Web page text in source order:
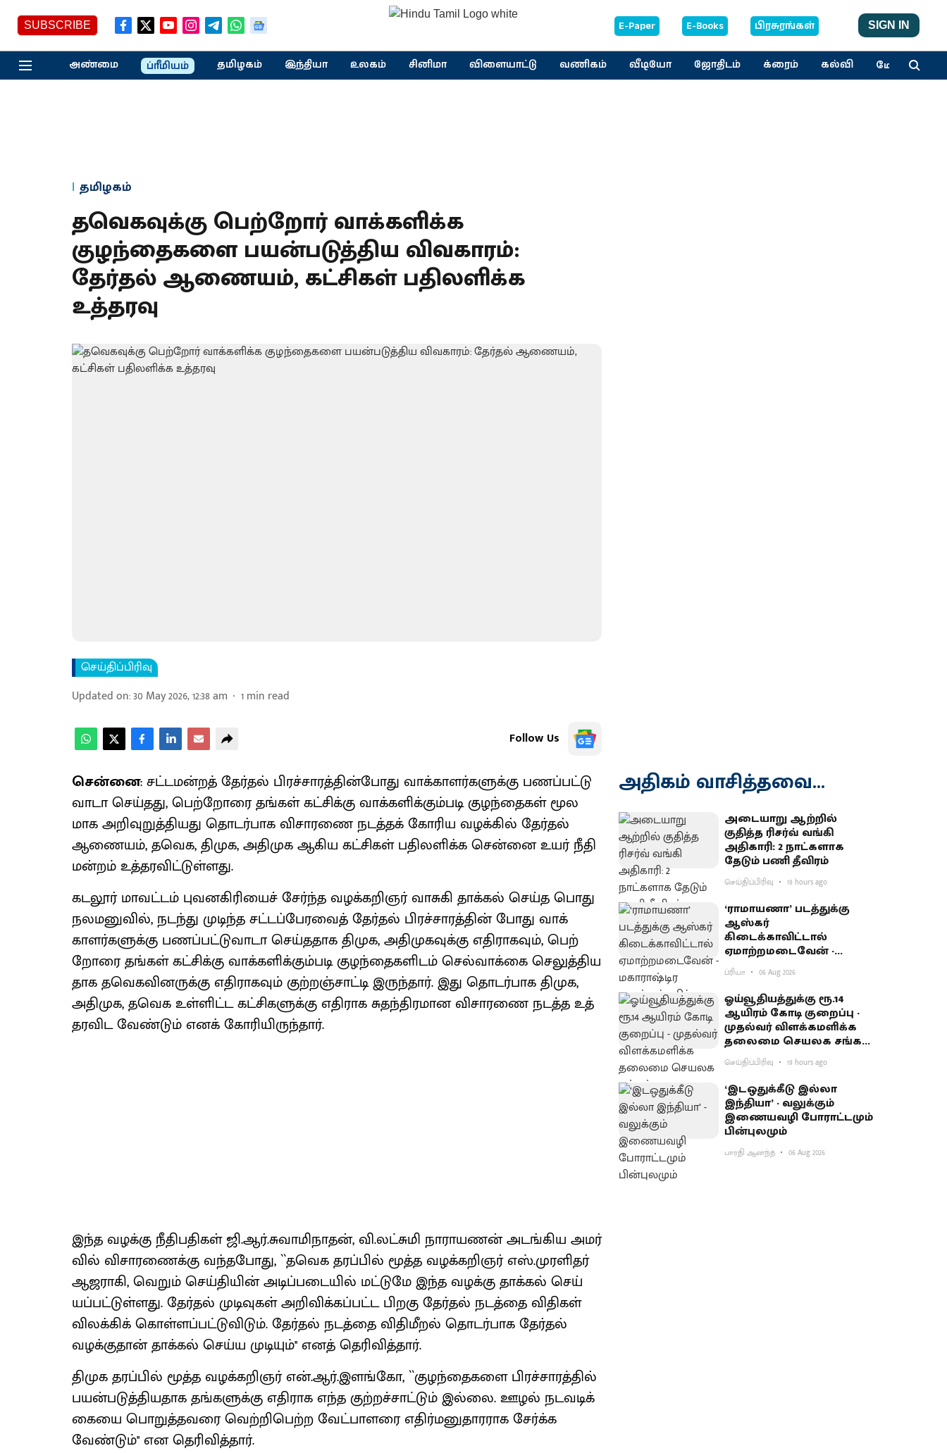
SUBSCRIBE E-Paper E-Books பிரசுரங்கள் SIGN IN
அண்மை ப்ரீமியம் தமிழகம் இந்தியா உலகம் சினிமா விளையாட்டு வணிகம் வீடியோ ஜோதிடம் க்ரைம் கல்வி மேலும்
தமிழகம்
தவெகவுக்கு பெற்றோர் வாக்களிக்க
குழந்தைகளை பயன்படுத்திய விவகாரம்:
தேர்தல் ஆணையம், கட்சிகள் பதிலளிக்க
உத்தரவு
செய்திப்பிரிவு
Updated on:30 May 2026, 12:38 am 1min read
Follow Us
சென்னை: சட்​டமன்​றத் தேர்​தல் பிரச்​சா​ரத்​தின்​போது வாக்​காளர்​களுக்கு பணப்​பட்​டு​
வாடா செய்​தது, பெற்​றோரை தங்​கள் கட்​சிக்கு வாக்​களிக்​கும்​படி குழந்​தைகள் மூல​
மாக அறி​வுறுத்​தி​யது தொடர்​பாக விசா​ரணை நடத்​தக் கோரிய வழக்​கில் தேர்​தல்
ஆணை​யம், தவெக, திமுக, அதி​முக ஆகிய கட்​சிகள் பதிலளிக்க சென்னை உயர் நீதி​
மன்​றம் உத்​தர​விட்​டுள்​ளது.
கடலூர் மாவட்​டம் புவனகிரியைச் சேர்ந்த வழக்​கறிஞர் வாசுகி தாக்​கல் செய்த பொது
நலமனு​வில், நடந்து முடிந்த சட்​டப்​பேர​வைத் தேர்​தல் பிரச்​சா​ரத்​தின் போது வாக்​
காளர்​களுக்கு பணப்​பட்​டு​வாடா செய்​த​தாக திமுக, அதி​முக​வுக்கு எதி​ராக​வும், பெற்​
றோரை தங்​கள் கட்​சிக்கு வாக்​களிக்​கும்​படி குழந்​தைகளிடம் செல்​வாக்கை செலுத்​தி​ய​
தாக தவெக​வினருக்கு எதி​ராக​வும் குற்​றஞ்​சாட்டி இருந்​தார். இது தொடர்​பாக திமுக,
அதி​முக, தவெக உள்​ளிட்ட கட்​சிகளுக்கு எதி​ராக சுதந்​திர​மான விசாரணை நடத்த உத்​
தர​விட வேண்​டும் எனக் கோரி​யிருந்​தார்.
இந்த வழக்கு நீதிப​தி​கள் ஜி.ஆர்​.சு​வாமி​நாதன், வி.லட்​சுமி நாராயணன் அடங்​கிய அமர்​
வில் விசா​ரணைக்கு வந்​த​போது, ``தவெக தரப்​பில் மூத்த வழக்​கறிஞர் எஸ்​.​முரளிதர்
ஆஜராகி, வெறும் செய்​தி​யின் அடிப்​படை​யில் மட்​டுமே இந்த வழக்கு தாக்​கல் செய்​
யப்​பட்​டுள்​ளது. தேர்​தல் முடிவு​கள் அறிவிக்​கப்​பட்ட பிறகு தேர்​தல் நடத்தை விதி​கள்
விலக்​கிக் கொள்​ளப்​பட்​டு​விடும். தேர்​தல் நடத்தை விதி​மீறல் தொடர்​பாக தேர்​தல்
வழக்​கு​தான் தாக்​கல் செய்ய முடி​யும்'' எனத் தெரி​வித்​தார்.
திமுக தரப்​பில் மூத்த வழக்​கறிஞர் என்​.ஆர்​.இளங்​கோ, ``குழந்​தைகளை பிரச்​சா​ரத்​தில்
பயன்​படுத்​தி​ய​தாக தங்​களுக்கு எதி​ராக எந்த குற்​றச்​சாட்​டும் இல்​லை. ஊழல் நடவடிக்​
கையை பொறுத்​தவரை வெற்​றி​பெற்ற வேட்​பாளரை எதிர்​மனு​தா​ர​ராக சேர்க்க
வேண்​டும்'' என தெரி​வித்​தார்.
அதிகம் வாசித்தவை...
அடையாறு ஆற்றில்
குதித்த ரிசர்வ் வங்கி
அதிகாரி: 2 நாட்களாக
தேடும் பணி தீவிரம்
செய்திப்பிரிவு 19 hours ago
‘ராமாயணா’ படத்துக்கு
ஆஸ்கர்
கிடைக்காவிட்டால்
ஏமாற்றமடைவேன் -
மகாராஷ்டிர முதல்வர்
பகிர்வு
ப்ரியா 06 Aug 2026
ஓய்வூதியத்துக்கு ரூ.14
ஆயிரம் கோடி குறைப்பு -
முதல்வர் விளக்கமளிக்க
தலைமை செயலக சங்கம்
வலியுறுத்தல்
செய்திப்பிரிவு 19 hours ago
‘இடஒதுக்கீடு இல்லா
இந்தியா’ - வலுக்கும்
இணையவழி போராட்டமும்
பின்புலமும்
பாரதி ஆனந்த் 06 Aug 2026